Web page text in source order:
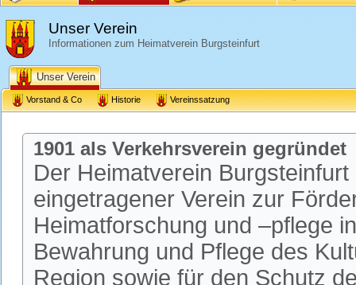
Unser Verein
Informationen zum Heimatverein Burgsteinfurt
Unser Verein
Vorstand & Co Historie Vereinssatzung
1901 als Verkehrsverein gegründet
Der Heimatverein Burgsteinfurt
eingetragener Verein zur
Heimatforschung und –pflege
Bewahrung und Pflege des
Region sowie für den Schutz